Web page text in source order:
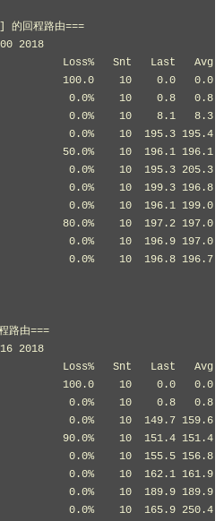
的回程路由===
2018
Loss%   Snt   Last   Avg
100.0    10    0.0   0.0
0.0%    10    0.8   0.8
0.0%    10    8.1   8.3
0.0%    10  195.3 195.4
50.0%    10  196.1 196.1
0.0%    10  195.3 205.3
0.0%    10  199.3 196.8
0.0%    10  196.1 199.0
80.0%    10  197.2 197.0
0.0%    10  196.9 197.0
0.0%    10  196.8 196.7
路由===
2018
Loss%   Snt   Last   Avg
100.0    10    0.0   0.0
0.0%    10    0.8   0.8
0.0%    10  149.7 159.6
90.0%    10  151.4 151.4
0.0%    10  155.5 156.8
0.0%    10  162.1 161.9
0.0%    10  189.9 189.9
0.0%    10  165.9 250.4